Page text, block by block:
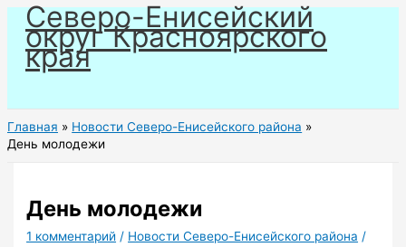
Перейти
содержимому
Северо-Енисейский
округ Красноярского
края
Главная
Новости Северо-Енисейского района
День молодежи
День молодежи
1 комментарий / Новости Северо-Енисейского района /